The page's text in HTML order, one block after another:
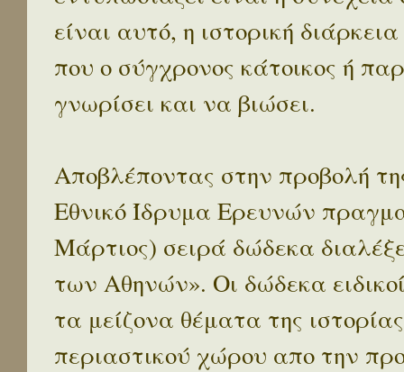
είναι αυτό, η ιστορική
που ο σύγχρονος κάτοικος ή
γνωρίσει και να βιώσει.
Αποβλέποντας στην προβολή
Εθνικό Ίδρυμα Ερευνών
Μάρτιος) σειρά δώδεκα
των Αθηνών». Οι δώδεκα
τα μείζονα θέματα της
περιαστικού χώρου απο την